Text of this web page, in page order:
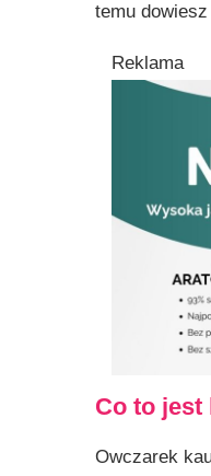
temu
Reklama
Co to jest
Owczarek